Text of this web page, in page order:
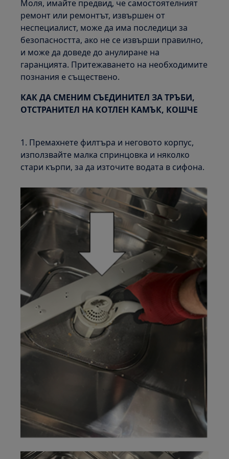
Моля, имайте предвид, че самостоятелният
ремонт или ремонтът, извършен от
неспециалист, може да има последици за
безопасността, ако не се извърши правилно,
и може да доведе до анулиране на
гаранцията. Притежаването на необходимите
познания е съществено.
КАК ДА СМЕНИМ СЪЕДИНИТЕЛ ЗА ТРЪБИ,
ОТСТРАНИТЕЛ НА КОТЛЕН КАМЪК, КОШЧЕ
1. Премахнете филтъра и неговото корпус,
използвайте малка спринцовка и няколко
стари кърпи, за да източите водата в сифона.